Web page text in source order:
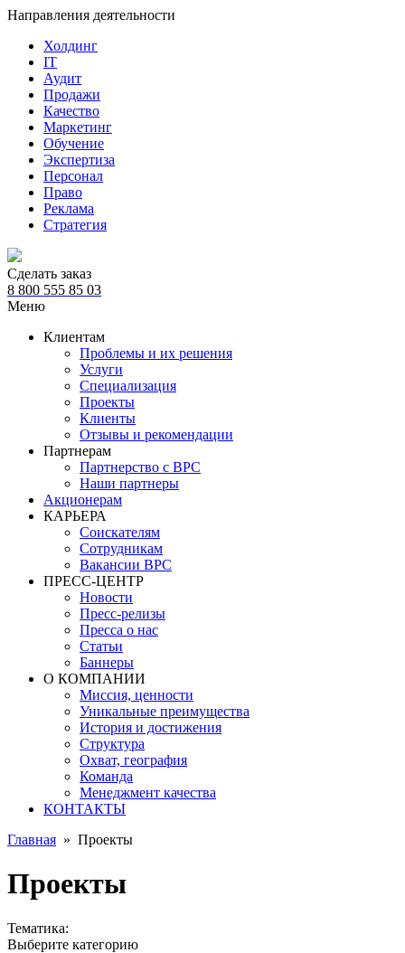
Направления деятельности
Холдинг
IT
Аудит
Продажи
Качество
Маркетинг
Обучение
Экспертиза
Персонал
Право
Реклама
Стратегия
Сделать заказ
8 800 555 85 03
Меню
Клиентам
Проблемы и их решения
Услуги
Специализация
Проекты
Клиенты
Отзывы и рекомендации
Партнерам
Партнерство с BPC
Наши партнеры
Акционерам
КАРЬЕРА
Соискателям
Сотрудникам
Вакансии BPC
ПРЕСС-ЦЕНТР
Новости
Пресс-релизы
Пресса о нас
Статьи
Баннеры
О КОМПАНИИ
Миссия, ценности
Уникальные преимущества
История и достижения
Структура
Охват, география
Команда
Менеджмент качества
КОНТАКТЫ
Главная » Проекты
Проекты
Тематика:
Выберите категорию